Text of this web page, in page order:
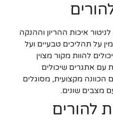
איכות ההריון וההנקה
על תהליכים טבעיים ועל
להוות מקור מצוין
עם אתגרים שיכולים
מקצועית, מסוגלים
מצבים שונים.
להורים